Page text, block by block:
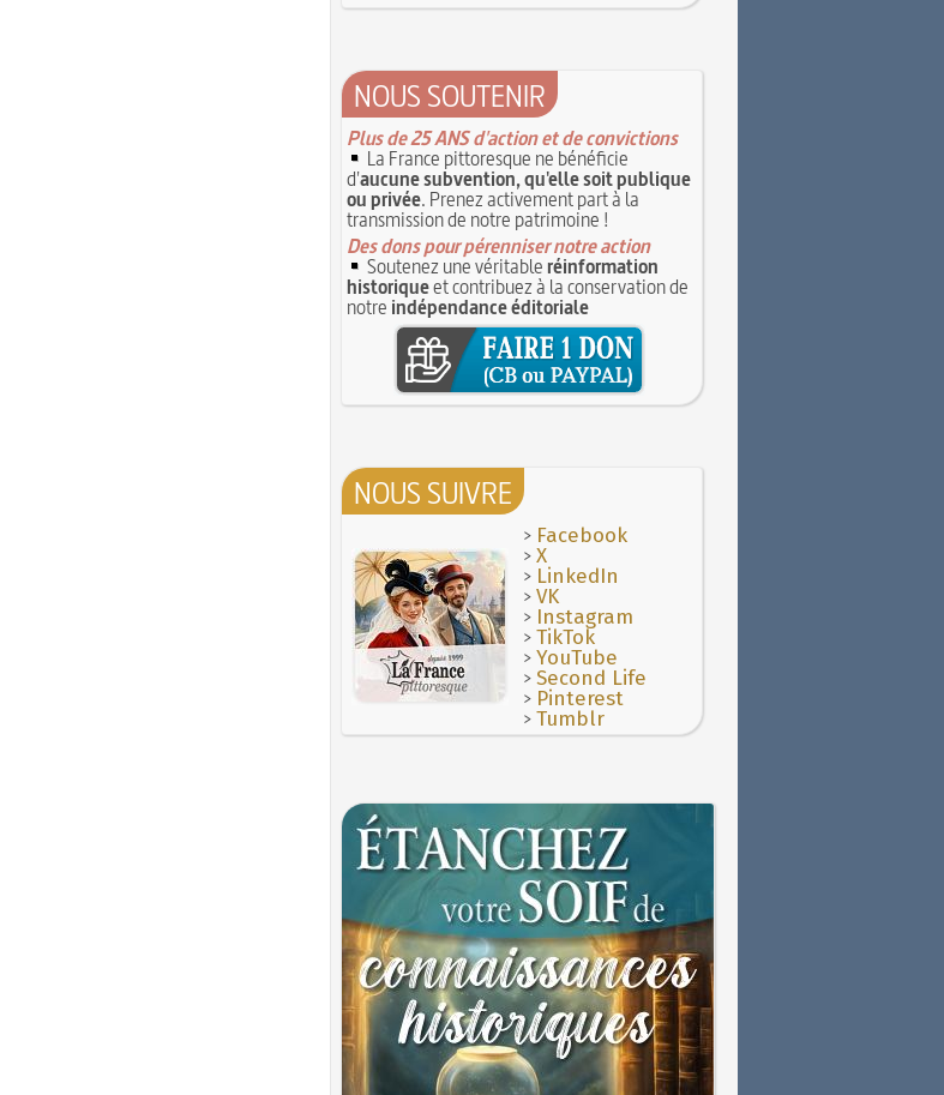
NOUS SOUTENIR
Plus de 25 ANS d'action et de convictions
La France pittoresque ne bénéficie
d'aucune subvention, qu'elle soit publique
ou privée. Prenez activement part à la
transmission de notre patrimoine !
Des dons pour pérenniser notre action
Soutenez une véritableréinformation
historiqueet contribuez à la conservation de
notre indépendance éditoriale
NOUS SUIVRE
> Facebook
>X
> LinkedIn
>VK
> Instagram
>TikTok
>YouTube
>Second Life
> Pinterest
>Tumblr